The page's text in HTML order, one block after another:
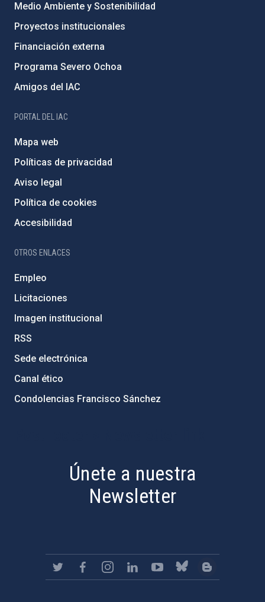
Medio Ambiente y Sostenibilidad
Proyectos institucionales
Financiación externa
Programa Severo Ochoa
Amigos del IAC
PORTAL DEL IAC
Mapa web
Políticas de privacidad
Aviso legal
Política de cookies
Accesibilidad
OTROS ENLACES
Empleo
Licitaciones
Imagen institucional
RSS
Sede electrónica
Canal ético
Condolencias Francisco Sánchez
Únete a nuestra
Newsletter